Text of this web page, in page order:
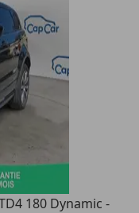
180 Dynamic -